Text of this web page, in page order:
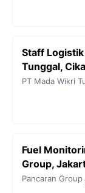
Staff
Tunggal,
PT Mada Wikri
Fuel
Group,
Pancaran Group